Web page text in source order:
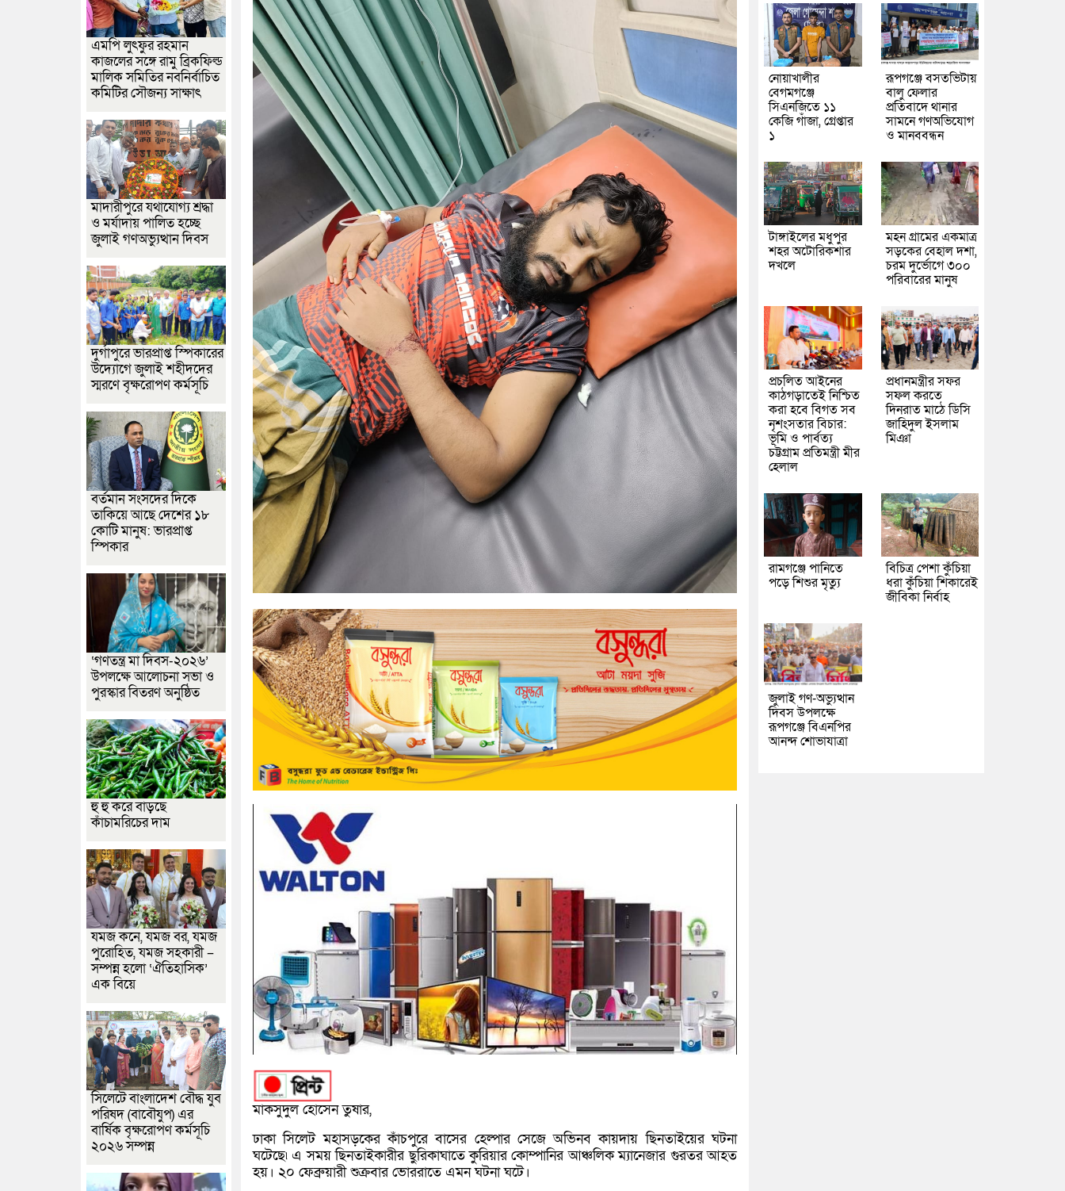
মাকসুদুল হোসেন তুষার,
ঢাকা সিলেট মহাসড়কের কাঁচপুরে বাসের হেল্পার সেজে অভিনব কায়দায় ছিনতাইয়ের ঘটনা
ঘটেছে৷ এ সময় ছিনতাইকারীর ছুরিকাঘাতে কুরিয়ার কোম্পানির আঞ্চলিক ম্যানেজার গুরতর আহত
হয়। ২০ ফেব্রুয়ারী শুক্রবার ভোররাতে এমন ঘটনা ঘটে।
এমপি লুৎফুর রহমান
কাজলের সঙ্গে রামু ব্রিকফিল্ড
মালিক সমিতির নবনির্বাচিত
কমিটির সৌজন্য সাক্ষাৎ
মাদারীপুরে যথাযোগ্য শ্রদ্ধা
ও মর্যাদায় পালিত হচ্ছে
জুলাই গণঅভ্যুত্থান দিবস
দুর্গাপুরে ভারপ্রাপ্ত স্পিকারের
উদ্যোগে জুলাই শহীদদের
স্মরণে বৃক্ষরোপণ কর্মসূচি
বর্তমান সংসদের দিকে
তাকিয়ে আছে দেশের ১৮
কোটি মানুষ: ভারপ্রাপ্ত
স্পিকার
‘গণতন্ত্র মা দিবস-২০২৬’
উপলক্ষে আলোচনা সভা ও
পুরস্কার বিতরণ অনুষ্ঠিত
হু হু করে বাড়ছে
কাঁচামরিচের দাম
যমজ কনে, যমজ বর, যমজ
পুরোহিত, যমজ সহকারী –
সম্পন্ন হলো ‘ঐতিহাসিক’
এক বিয়ে
সিলেটে বাংলাদেশ বৌদ্ধ যুব
পরিষদ (বাবৌযুপ) এর
বার্ষিক বৃক্ষরোপণ কর্মসূচি
২০২৬ সম্পন্ন
নোয়াখালীর
বেগমগঞ্জে
সিএনজিতে ১১
কেজি গাঁজা, গ্রেপ্তার
১
রূপগঞ্জে বসতভিটায়
বালু ফেলার
প্রতিবাদে থানার
সামনে গণঅভিযোগ
ও মানববন্ধন
টাঙ্গাইলের মধুপুর
শহর অটোরিকশার
দখলে
মহন গ্রামের একমাত্র
সড়কের বেহাল দশা,
চরম দুর্ভোগে ৩০০
পরিবারের মানুষ
প্রচলিত আইনের
কাঠগড়াতেই নিশ্চিত
করা হবে বিগত সব
নৃশংসতার বিচার:
ভূমি ও পার্বত্য
চট্টগ্রাম প্রতিমন্ত্রী মীর
হেলাল
প্রধানমন্ত্রীর সফর
সফল করতে
দিনরাত মাঠে ডিসি
জাহিদুল ইসলাম
মিঞা
রামগঞ্জে পানিতে
পড়ে শিশুর মৃত্যু
বিচিত্র পেশা কুঁচিয়া
ধরা কুঁচিয়া শিকারেই
জীবিকা নির্বাহ
জুলাই গণ-অভ্যুত্থান
দিবস উপলক্ষে
রূপগঞ্জে বিএনপির
আনন্দ শোভাযাত্রা